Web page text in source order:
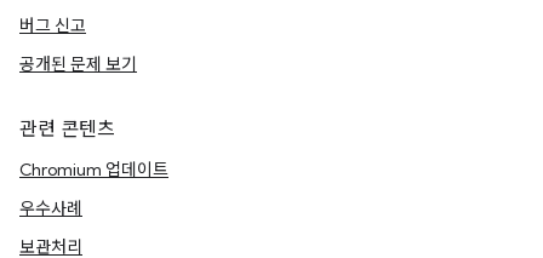
버그 신고
공개된 문제 보기
관련 콘텐츠
Chromium 업데이트
우수사례
보관처리